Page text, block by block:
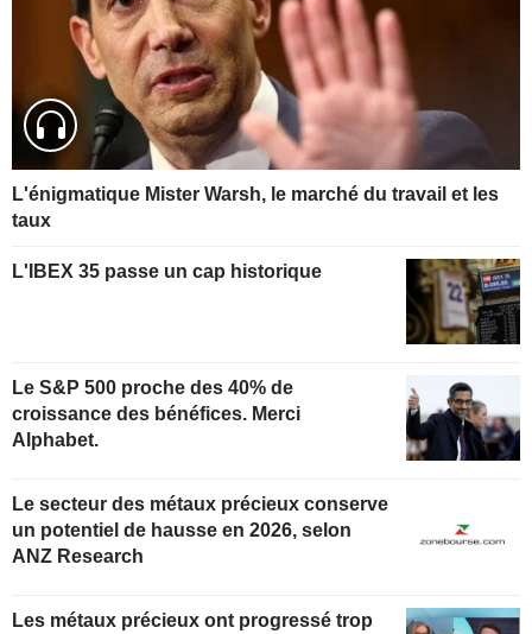
L'énigmatique Mister Warsh, le marché du travail et les
taux
L'IBEX 35 passe un cap historique
Le S&P 500 proche des 40% de
croissance des bénéfices. Merci
Alphabet.
Le secteur des métaux précieux conserve
un potentiel de hausse en 2026, selon
ANZ Research
Les métaux précieux ont progressé trop